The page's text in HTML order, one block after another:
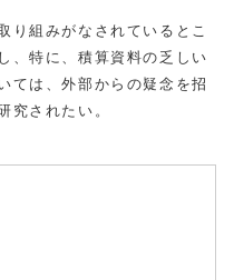
組みがなされているとこ
、特に、積算資料の乏しい
ては、外部からの疑念を招
究されたい。